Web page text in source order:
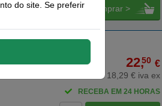
comprar >
22,50 €
18,29 € iva ex
RECEBA EM 24 HORAS
do site. Se preferir